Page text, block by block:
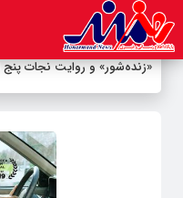
«زنده‌شور» و روایت نجات پنج